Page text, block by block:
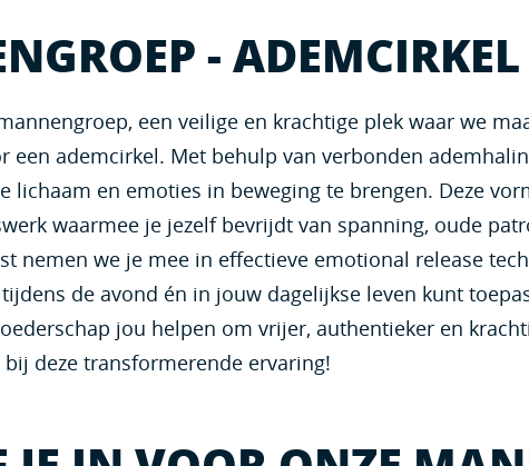
- ADEMCIRKEL
een veilige en krachtige plek waar we
een ademcirkel. Met behulp van verbonden
lichaam en emoties in beweging te brengen. Deze
waarmee je jezelf bevrijdt van spanning, oude
nemen we je mee in effectieve emotional release
de avond én in jouw dagelijkse leven kunt
jou helpen om vrijer, authentieker en
bij deze transformerende ervaring!